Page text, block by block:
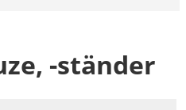
-ständer